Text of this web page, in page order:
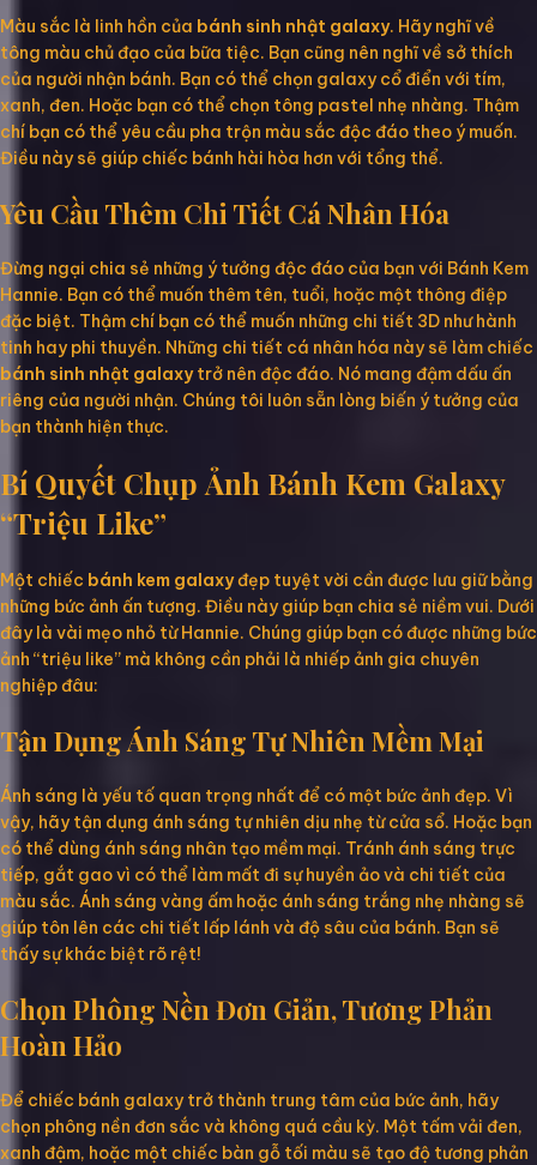
Màu sắc là linh hồn của bánh sinh nhật galaxy. Hãy nghĩ về
tông màu chủ đạo của bữa tiệc. Bạn cũng nên nghĩ về sở thích
của người nhận bánh. Bạn có thể chọn galaxy cổ điển với tím,
xanh, đen. Hoặc bạn có thể chọn tông pastel nhẹ nhàng. Thậm
chí bạn có thể yêu cầu pha trộn màu sắc độc đáo theo ý muốn.
Điều này sẽ giúp chiếc bánh hài hòa hơn với tổng thể.
Yêu Cầu Thêm Chi Tiết Cá Nhân Hóa
Đừng ngại chia sẻ những ý tưởng độc đáo của bạn với Bánh Kem
Hannie. Bạn có thể muốn thêm tên, tuổi, hoặc một thông điệp
đặc biệt. Thậm chí bạn có thể muốn những chi tiết 3D như hành
tinh hay phi thuyền. Những chi tiết cá nhân hóa này sẽ làm chiếc
bánh sinh nhật galaxytrở nên độc đáo. Nó mang đậm dấu ấn
riêng của người nhận. Chúng tôi luôn sẵn lòng biến ý tưởng của
bạn thành hiện thực.
Bí Quyết Chụp Ảnh Bánh Kem Galaxy
“Triệu Like”
Một chiếc bánh kem galaxyđẹp tuyệt vời cần được lưu giữ bằng
những bức ảnh ấn tượng. Điều này giúp bạn chia sẻ niềm vui. Dưới
đây là vài mẹo nhỏ từ Hannie. Chúng giúp bạn có được những bức
ảnh “triệu like” mà không cần phải là nhiếp ảnh gia chuyên
nghiệp đâu:
Tận Dụng Ánh Sáng Tự Nhiên Mềm Mại
Ánh sáng là yếu tố quan trọng nhất để có một bức ảnh đẹp. Vì
vậy, hãy tận dụng ánh sáng tự nhiên dịu nhẹ từ cửa sổ. Hoặc bạn
có thể dùng ánh sáng nhân tạo mềm mại. Tránh ánh sáng trực
tiếp, gắt gao vì có thể làm mất đi sự huyền ảo và chi tiết của
màu sắc. Ánh sáng vàng ấm hoặc ánh sáng trắng nhẹ nhàng sẽ
giúp tôn lên các chi tiết lấp lánh và độ sâu của bánh. Bạn sẽ
thấy sự khác biệt rõ rệt!
Chọn Phông Nền Đơn Giản, Tương Phản
Hoàn Hảo
Để chiếc bánh galaxy trở thành trung tâm của bức ảnh, hãy
chọn phông nền đơn sắc và không quá cầu kỳ. Một tấm vải đen,
xanh đậm, hoặc một chiếc bàn gỗ tối màu sẽ tạo độ tương phản